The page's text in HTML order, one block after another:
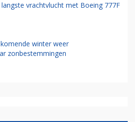
vrachtvlucht met Boeing 777F
winter weer
zonbestemmingen